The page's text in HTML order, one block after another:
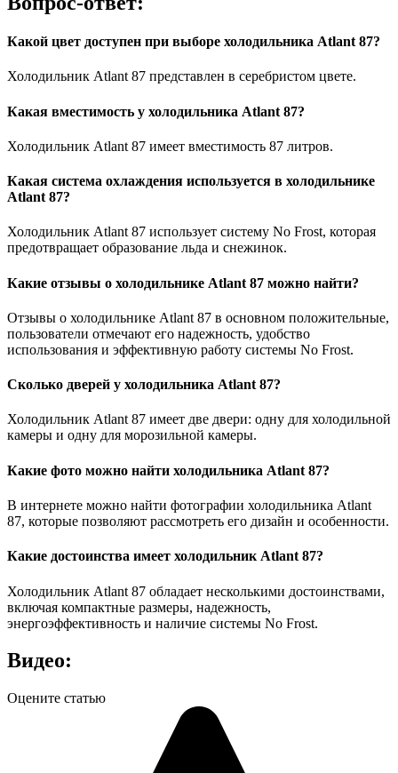
Какой цвет доступен при выборе холодильника Atlant 87?
Холодильник Atlant 87 представлен в серебристом цвете.
Какая вместимость у холодильника Atlant 87?
Холодильник Atlant 87 имеет вместимость 87 литров.
Какая система охлаждения используется в холодильнике
Atlant 87?
Холодильник Atlant 87 использует систему No Frost, которая
предотвращает образование льда и снежинок.
Какие отзывы о холодильнике Atlant 87 можно найти?
Отзывы о холодильнике Atlant 87 в основном положительные,
пользователи отмечают его надежность, удобство
использования и эффективную работу системы No Frost.
Сколько дверей у холодильника Atlant 87?
Холодильник Atlant 87 имеет две двери: одну для холодильной
камеры и одну для морозильной камеры.
Какие фото можно найти холодильника Atlant 87?
В интернете можно найти фотографии холодильника Atlant
87, которые позволяют рассмотреть его дизайн и особенности.
Какие достоинства имеет холодильник Atlant 87?
Холодильник Atlant 87 обладает несколькими достоинствами,
включая компактные размеры, надежность,
энергоэффективность и наличие системы No Frost.
Видео:
Оцените статью